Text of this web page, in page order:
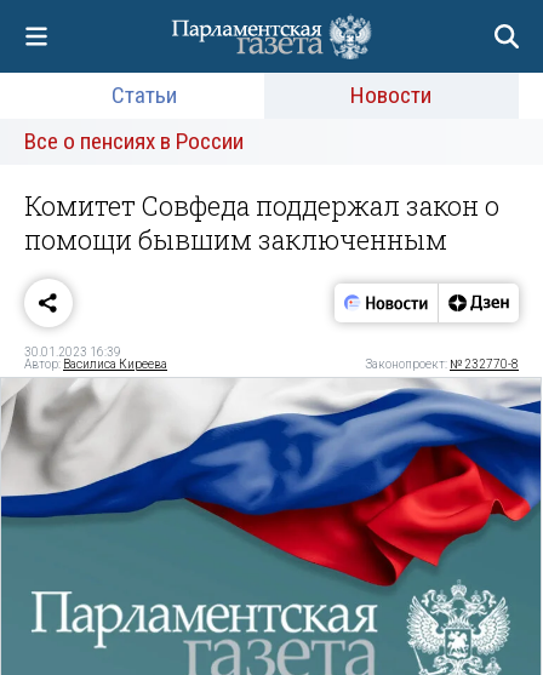
Статьи
Новости
Все о пенсиях в России
Комитет Совфеда поддержал закон о
помощи бывшим заключенным
30.01.2023 16:39
Автор: Василиса Киреева Законопроект: № 232770-8